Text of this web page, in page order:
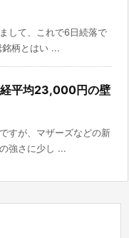
して、これで6日続落で
銘柄とはい ...
平均23,000円の壁
すが、マザーズなどの新
強さに少し ...